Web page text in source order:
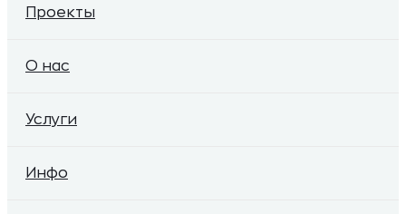
Проекты
О нас
Услуги
Инфо